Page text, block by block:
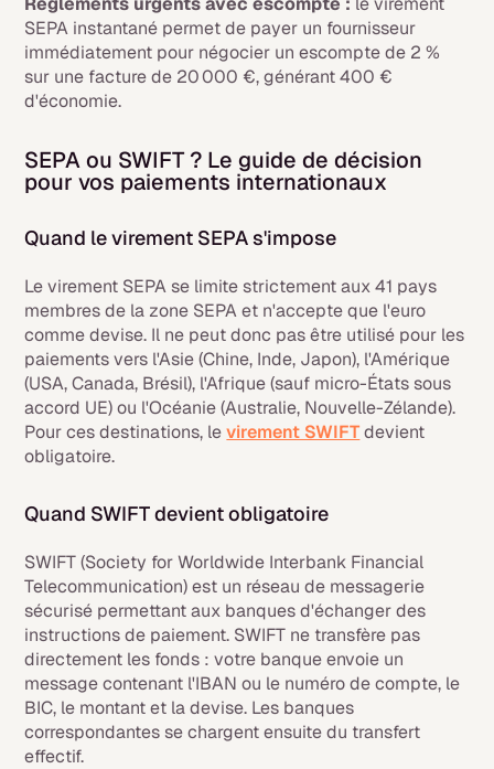
SEPA instantané permet de payer un fournisseur
immédiatement pour négocier un escompte de 2 %
sur une facture de 20 000 €, générant 400 €
d'économie.
SEPA ou SWIFT ? Le guide de décision
pour vos paiements internationaux
Quand le virement SEPA s'impose
Le virement SEPA se limite strictement aux 41 pays
membres de la zone SEPA et n'accepte que l'euro
comme devise. Il ne peut donc pas être utilisé pour les
paiements vers l'Asie (Chine, Inde, Japon), l'Amérique
(USA, Canada, Brésil), l'Afrique (sauf micro-États sous
accord UE) ou l'Océanie (Australie, Nouvelle-Zélande).
Pour ces destinations, levirement SWIFTdevient
obligatoire.
Quand SWIFT devient obligatoire
SWIFT (Society for Worldwide Interbank Financial
Telecommunication) est un réseau de messagerie
sécurisé permettant aux banques d'échanger des
instructions de paiement. SWIFT ne transfère pas
directement les fonds : votre banque envoie un
message contenant l'IBAN ou le numéro de compte, le
BIC, le montant et la devise. Les banques
correspondantes se chargent ensuite du transfert
effectif.